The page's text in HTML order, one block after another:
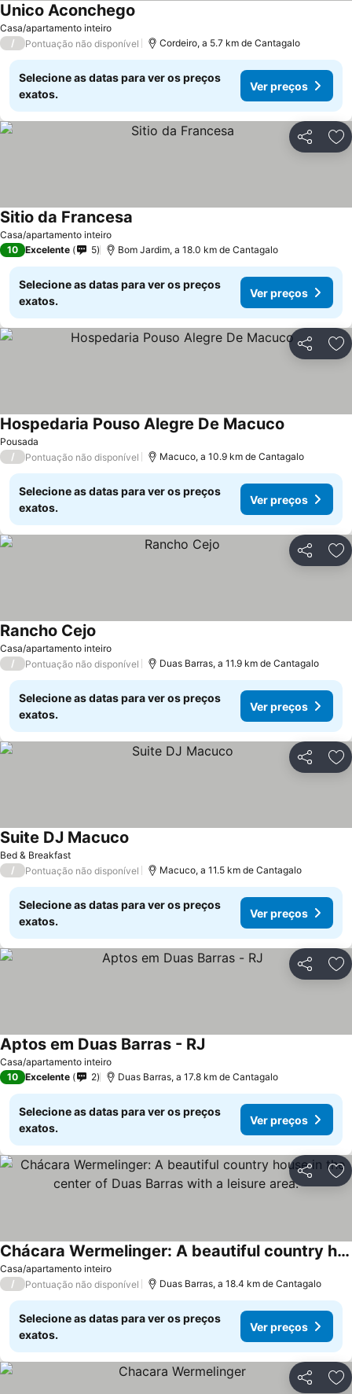
Casa/apartamento inteiro
Unico Aconchego
/ Pontuação não disponível Cordeiro, a 5.7 km de Cantagalo
Selecione as datas para ver os preços
exatos.
Ver preços
Partilhar
Casa/apartamento inteiro
Sitio da Francesa
10 Excelente 5 Bom Jardim, a 18.0 km de Cantagalo
Selecione as datas para ver os preços
exatos.
Ver preços
Partilhar
Pousada
Hospedaria Pouso Alegre De Macuco
/ Pontuação não disponível Macuco, a 10.9 km de Cantagalo
Selecione as datas para ver os preços
exatos.
Ver preços
Partilhar
Casa/apartamento inteiro
Rancho Cejo
/ Pontuação não disponível Duas Barras, a 11.9 km de Cantagalo
Selecione as datas para ver os preços
exatos.
Ver preços
Partilhar
Bed & Breakfast
Suite DJ Macuco
/ Pontuação não disponível Macuco, a 11.5 km de Cantagalo
Selecione as datas para ver os preços
exatos.
Ver preços
Partilhar
Casa/apartamento inteiro
Aptos em Duas Barras - RJ
10 Excelente 2 Duas Barras, a 17.8 km de Cantagalo
Selecione as datas para ver os preços
exatos.
Ver preços
Partilhar
Casa/apartamento inteiro
Chácara Wermelinger: A beautiful country house in the center of Duas Barras with a leisure area.
/ Pontuação não disponível Duas Barras, a 18.4 km de Cantagalo
Selecione as datas para ver os preços
exatos.
Ver preços
Partilhar